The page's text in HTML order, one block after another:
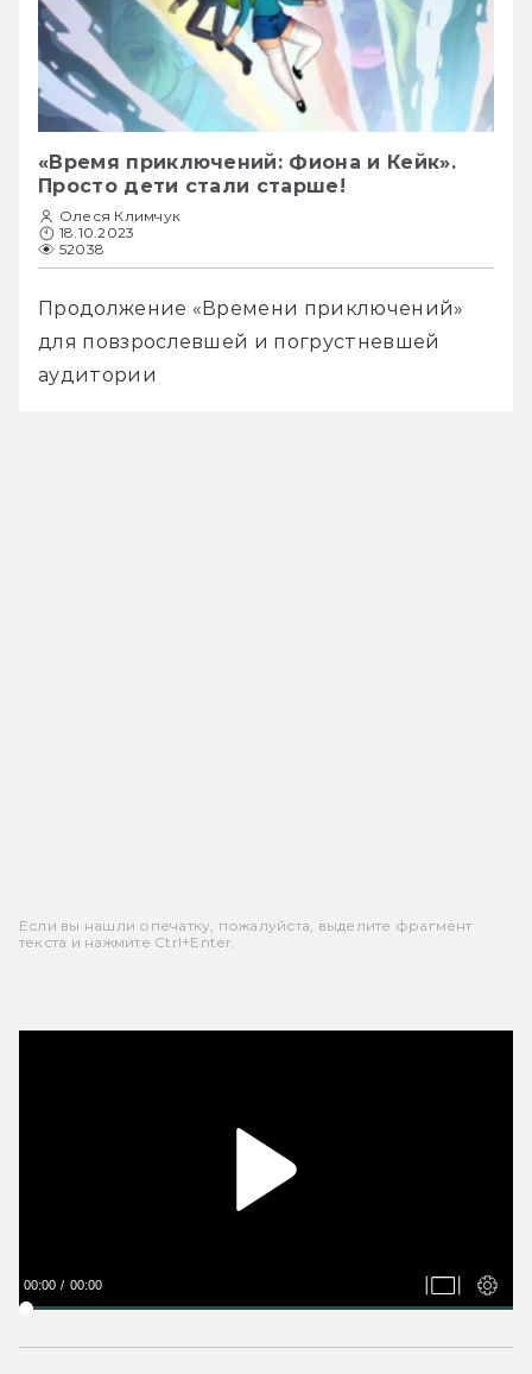
«Время приключений: Фиона и Кейк».
Просто дети стали старше!
Олеся Климчук
18.10.2023
52038
Продолжение «Времени приключений»
для повзрослевшей и погрустневшей
аудитории
Если вы нашли опечатку, пожалуйста, выделите фрагмент
текста и нажмите Ctrl+Enter.
00:00 00:00